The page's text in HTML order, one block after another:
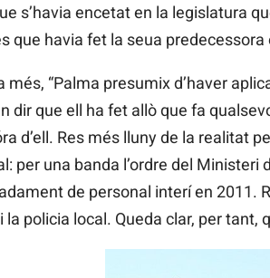
s’havia encetat en la legislatura
que havia fet la seua predecessora
més, “Palma presumix d’haver
dir que ell ha fet allò que fa
d’ell. Res més lluny de la realitat
per una banda l’ordre del Ministeri
de personal interí en 2011.
la policia local. Queda clar, per tant,